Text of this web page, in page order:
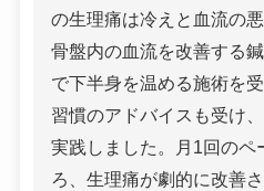
の生理痛は冷えと血流の
骨盤内の血流を改善する
で下半身を温める施術を
習慣のアドバイスも受け
実践しました。月1回のペ
ろ、生理痛が劇的に改善